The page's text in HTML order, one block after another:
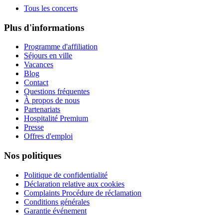
Tous les concerts
Plus d'informations
Programme d'affiliation
Séjours en ville
Vacances
Blog
Contact
Questions fréquentes
À propos de nous
Partenariats
Hospitalité Premium
Presse
Offres d'emploi
Nos politiques
Politique de confidentialité
Déclaration relative aux cookies
Complaints Procédure de réclamation
Conditions générales
Garantie événement